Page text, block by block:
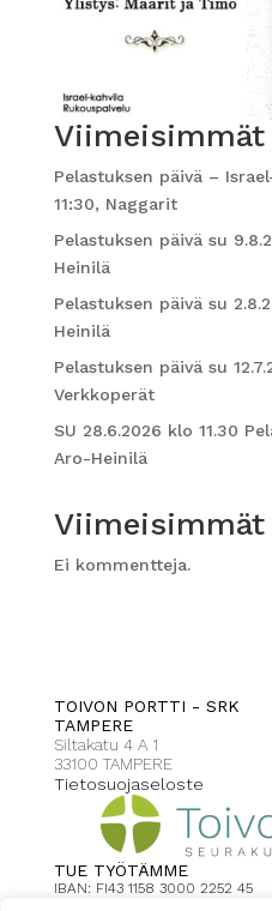
Pelastuksen päivä –
11:30, Naggarit
Pelastuksen päivä su
Heinilä
Pelastuksen päivä su
Heinilä
Pelastuksen päivä su
Verkkoperät
SU 28.6.2026 klo 11.30
Aro-Heinilä
Ei kommentteja.
TOIVON PORTTI - SRK
TAMPERE
Siltakatu 4 A 1
33100 TAMPERE
Tietosuojaseloste
TUE TYÖTÄMME
IBAN: FI43 1158 3000 2252 45